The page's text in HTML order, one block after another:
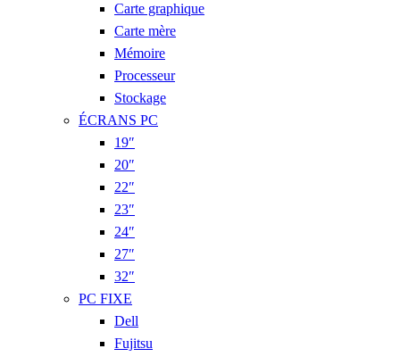
Carte graphique
Carte mère
Mémoire
Processeur
Stockage
ÉCRANS PC
19″
20″
22″
23″
24″
27″
32″
PC FIXE
Dell
Fujitsu